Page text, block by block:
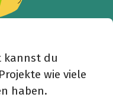
kannst du
wie viele
haben.